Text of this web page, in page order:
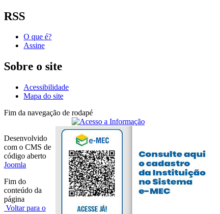
RSS
O que é?
Assine
Sobre o site
Acessibilidade
Mapa do site
Fim da navegação de rodapé
Desenvolvido
com o CMS de
código aberto
Joomla
Fim do
conteúdo da
página
Voltar para o